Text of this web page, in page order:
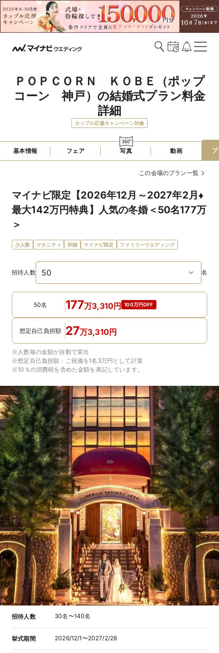
ＰＯＰＣＯＲＮ　ＫＯＢＥ（ポップ
コーン　神戸）の結婚式プラン料金
詳細
カップル応援キャンペーン対象
基本情報 フェア 写真 動画
この会場のプラン一覧
マイナビ限定【2026年12月～2027年2月♦
最大142万円特典】人気の冬婚＜50名177万
＞
少人数 マタニティ 和婚 マイナビ限定 ファミリーウエディング
招待人数 名
50名 177万3,310円 100万円OFF
想定自己負担額 27万3,310円
※人数毎の金額が自動で算出
※想定自己負担額： ご祝儀を1名3万円 として計算
※10％の消費税を含めた金額を表記しています。
招待人数 30名〜140名
挙式期間 2026/12/1〜2027/2/28